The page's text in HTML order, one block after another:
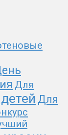
Для
Для